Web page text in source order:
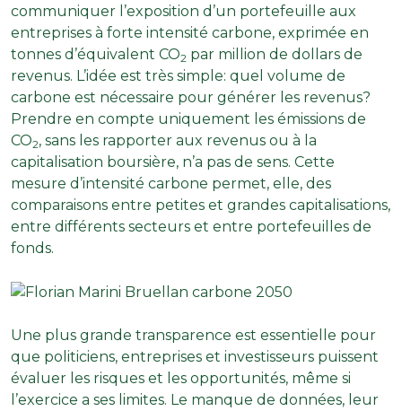
communiquer l’exposition d’un portefeuille aux
entreprises à forte intensité carbone, exprimée en
tonnes d’équivalent CO2 par million de dollars de
revenus. L’idée est très simple: quel volume de
carbone est nécessaire pour générer les revenus?
Prendre en compte uniquement les émissions de
CO2, sans les rapporter aux revenus ou à la
capitalisation boursière, n’a pas de sens. Cette
mesure d’intensité carbone permet, elle, des
comparaisons entre petites et grandes capitalisations,
entre différents secteurs et entre portefeuilles de
fonds.
Une plus grande transparence est essentielle pour
que politiciens, entreprises et investisseurs puissent
évaluer les risques et les opportunités, même si
l’exercice a ses limites. Le manque de données, leur